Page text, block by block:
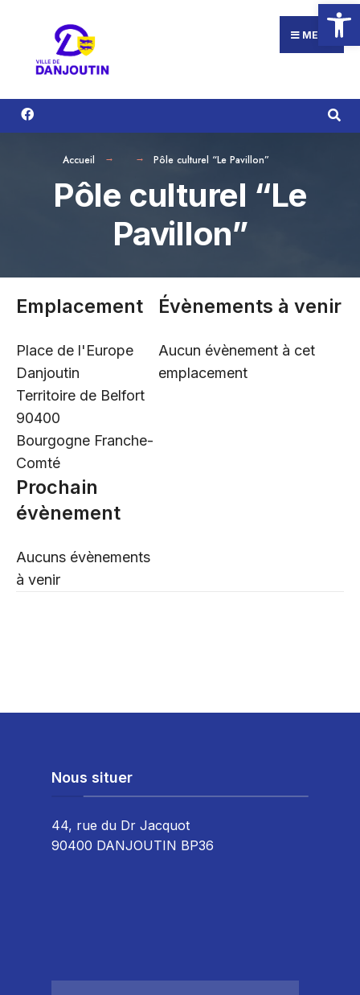
Ouvrir
contenu
MENU
Accueil Pôle culturel “Le Pavillon”
Pôle culturel “Le
Pavillon”
Emplacement
Place de l'Europe
Danjoutin
Territoire de Belfort
90400
Bourgogne Franche-
Comté
Prochain
évènement
Aucuns évènements
à venir
Évènements à venir
Aucun évènement à cet
emplacement
Nous situer
44, rue du Dr Jacquot
90400 DANJOUTIN BP36
for: